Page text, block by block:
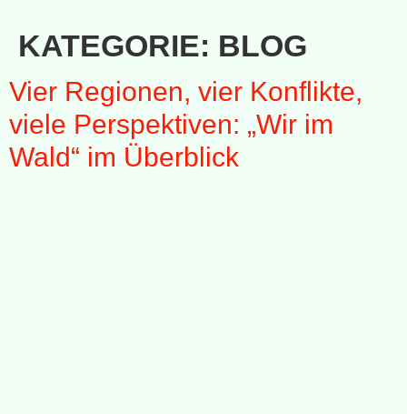
KATEGORIE: BLOG
Vier Regionen, vier Konflikte,
viele Perspektiven: „Wir im
Wald“ im Überblick